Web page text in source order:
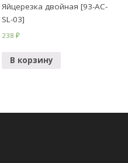
Яйцерезка двойная [93-AC-
SL-03]
238₽
В корзину